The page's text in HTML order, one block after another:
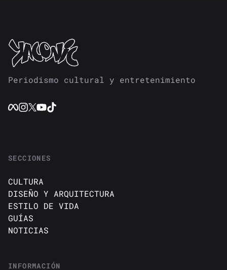
Periodismo cultural y entretenimiento
SECCIONES
CULTURA
DISEÑO Y ARQUITECTURA
ESTILO DE VIDA
GUÍAS
NOTICIAS
INFORMACIÓN